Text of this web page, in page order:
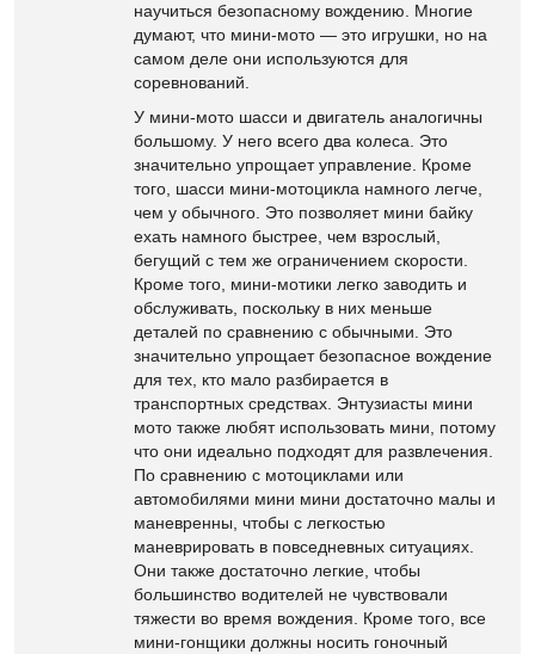
научиться безопасному вождению. Многие
думают, что мини-мото — это игрушки, но на
самом деле они используются для
соревнований.
У мини-мото шасси и двигатель аналогичны
большому. У него всего два колеса. Это
значительно упрощает управление. Кроме
того, шасси мини-мотоцикла намного легче,
чем у обычного. Это позволяет мини байку
ехать намного быстрее, чем взрослый,
бегущий с тем же ограничением скорости.
Кроме того, мини-мотики легко заводить и
обслуживать, поскольку в них меньше
деталей по сравнению с обычными. Это
значительно упрощает безопасное вождение
для тех, кто мало разбирается в
транспортных средствах. Энтузиасты мини
мото также любят использовать мини, потому
что они идеально подходят для развлечения.
По сравнению с мотоциклами или
автомобилями мини мини достаточно малы и
маневренны, чтобы с легкостью
маневрировать в повседневных ситуациях.
Они также достаточно легкие, чтобы
большинство водителей не чувствовали
тяжести во время вождения. Кроме того, все
мини-гонщики должны носить гоночный